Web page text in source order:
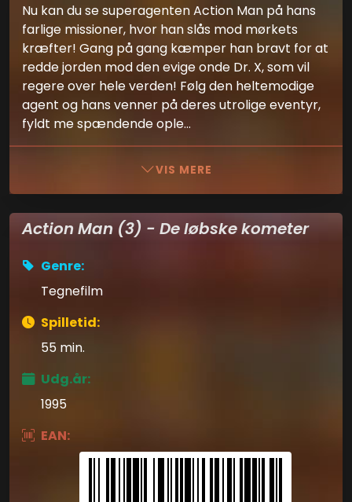
Nu kan du se superagenten Action Man på hans
farlige missioner, hvor han slås mod mørkets
kræfter! Gang på gang kæmper han bravt for at
redde jorden mod den evige onde Dr. X, som vil
regere over hele verden! Følg den heltemodige
agent og hans venner på deres utrolige eventyr,
fyldt me spændende ople...
VIS MERE
Action Man (3) - De løbske kometer
Genre:
Tegnefilm
Spilletid:
55 min.
Udg.år:
1995
EAN: